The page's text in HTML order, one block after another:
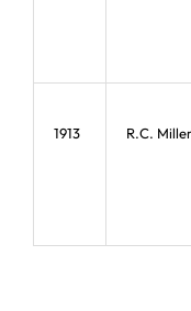
1913 R.C. Miller